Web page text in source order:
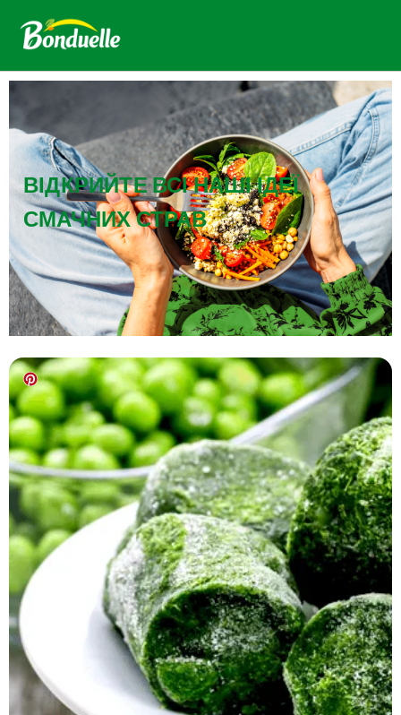
ВІДКРИЙТЕ ВСІ НАШІ ІДЕЇ
СМАЧНИХ СТРАВ